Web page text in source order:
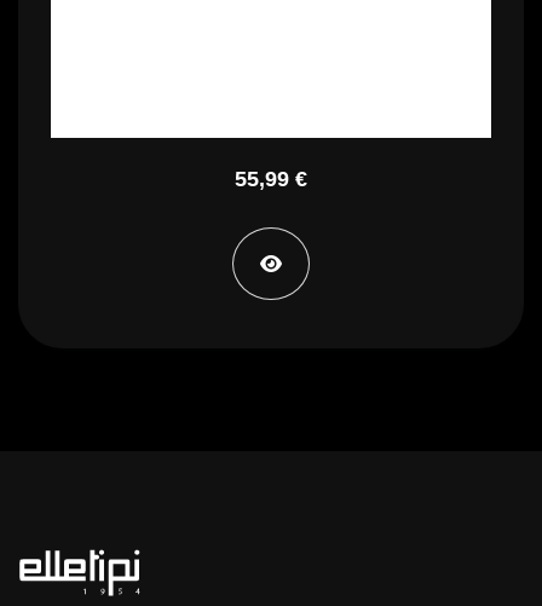
55,99 €